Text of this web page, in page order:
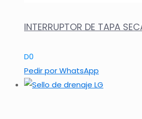
INTERRUPTOR DE TAPA
D0
Pedir por WhatsApp